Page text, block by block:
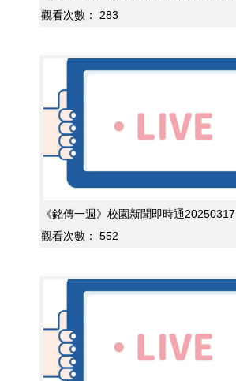
觀看次數：
283
《銘傳一週》校園新聞即時通20250317
觀看次數：
552